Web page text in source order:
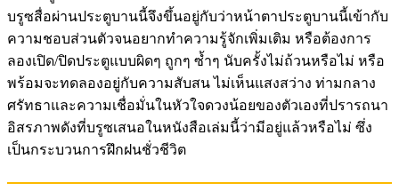
บรูซสื่อผ่านประตูบานนี้จึงขึ้นอยู่กับว่าหน้าตาประตูบานนี้เข้ากับ
ความชอบส่วนตัวจนอยากทำความรู้จักเพิ่มเติม หรือต้องการ
ลองเปิด/ปิดประตูแบบผิดๆ ถูกๆ ซ้ำๆ นับครั้งไม่ถ้วนหรือไม่ หรือ
พร้อมจะทดลองอยู่กับความสับสน ไม่เห็นแสงสว่าง ท่ามกลาง
ศรัทธาและความเชื่อมั่นในหัวใจดวงน้อยของตัวเองที่ปรารถนา
อิสรภาพดังที่บรูซเสนอในหนังสือเล่มนี้ว่ามีอยู่แล้วหรือไม่ ซึ่ง
เป็นกระบวนการฝึกฝนชั่วชีวิต